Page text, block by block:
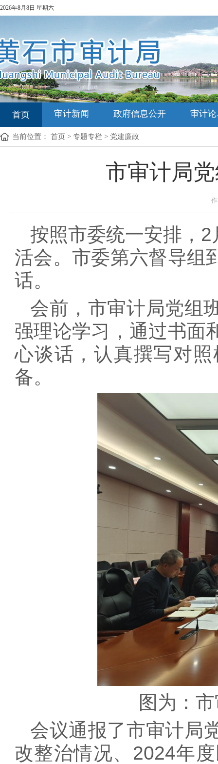
2026年8月8日 星期六
首页 审计新闻 政府信息公开 审计
当前位置： 首页 > 专题专栏 > 党建廉政
市审计局
按照市委统一安排，
活会。市委第六督导组
话。
会前，市审计局党组
强理论学习，通过书面
心谈话，认真撰写对
备。
图为：
会议通报了市审计局
改整治情况、2024年